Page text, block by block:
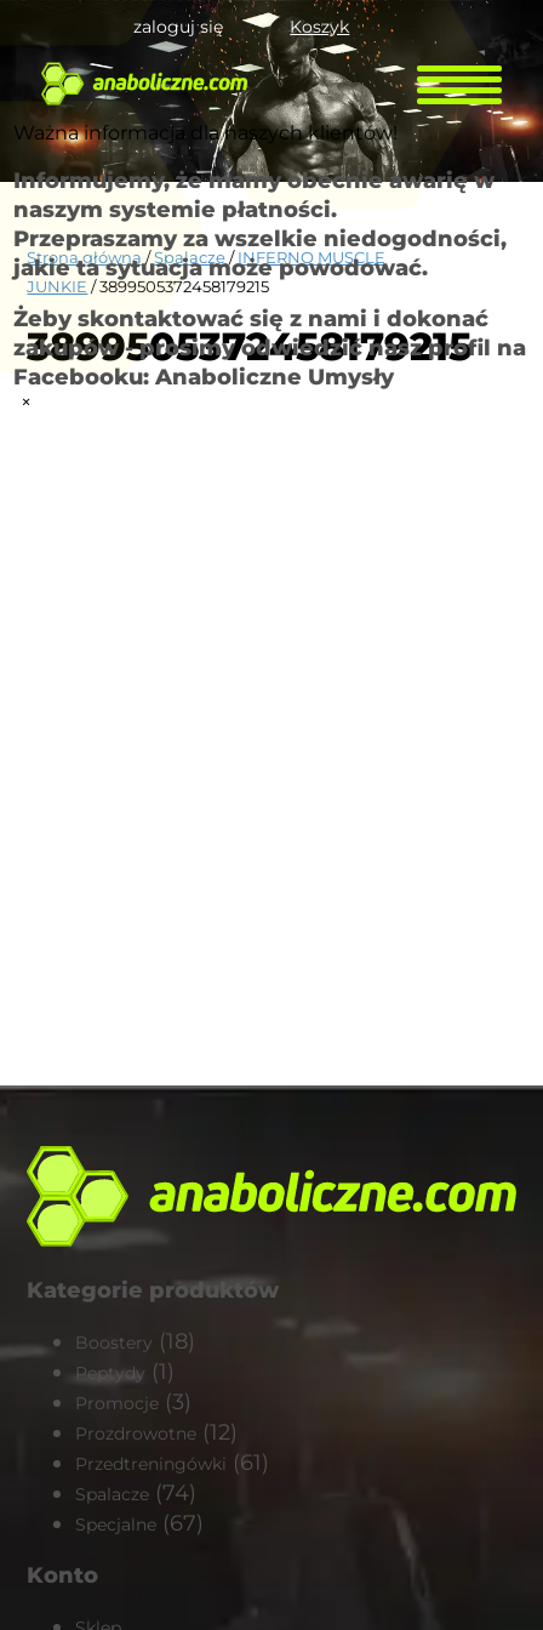
Koszyk
zaloguj się
Strona główna /Spalacze/INFERNO MUSCLE
JUNKIE / 3899505372458179215
3899505372458179215
Kategorie produktów
Boostery (18)
Peptydy (1)
Promocje (3)
Prozdrowotne (12)
Przedtreningówki (61)
Spalacze (74)
Specjalne (67)
Konto
Ważna informacja dla naszych klientów!
Informujemy, że mamy obecnie awarię w
naszym systemie płatności.
Przepraszamy za wszelkie niedogodności,
jakie ta sytuacja może powodować.
Żeby skontaktować się z nami i dokonać
zakupów - prosimy odwiedzić nasz profil na
Facebooku: Anaboliczne Umysły
×